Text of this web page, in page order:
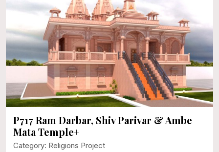
P717 Ram Darbar, Shiv Parivar & Ambe
Mata Temple+
Category: Religions Project